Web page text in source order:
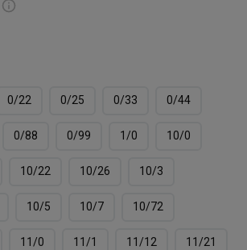
0/22 0/25 0/33 0/44
0/88 0/99 1/0 10/0
10/22 10/26 10/3
10/5 10/7 10/72
11/0 11/1 11/12 11/21